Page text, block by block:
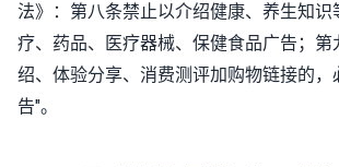
法》：第八条禁止以介绍健康、养生知识
疗、药品、医疗器械、保健食品广告；第
绍、体验分享、消费测评加购物链接的，
告"。